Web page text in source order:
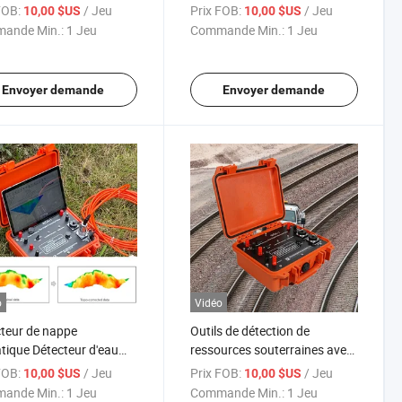
Instruments
géophysique
10,00 $US / Jeu
Min.: 1 Jeu
Envoyer demande
résistivité électrique, imageur
du sous-sol
Prix FOB: 10,00 $US / Jeu
Commande Min.: 1 Jeu
Envoyer demande
de nappe
Détecteur d'eau
10,00 $US / Jeu
Min.: 1 Jeu
Vidéo
Outils de détection de
ressources souterraines avec
un mètre de résistivité de
prospection géophysique 64
Prix FOB: 10,00 $US / Jeu
Commande Min.: 1 Jeu